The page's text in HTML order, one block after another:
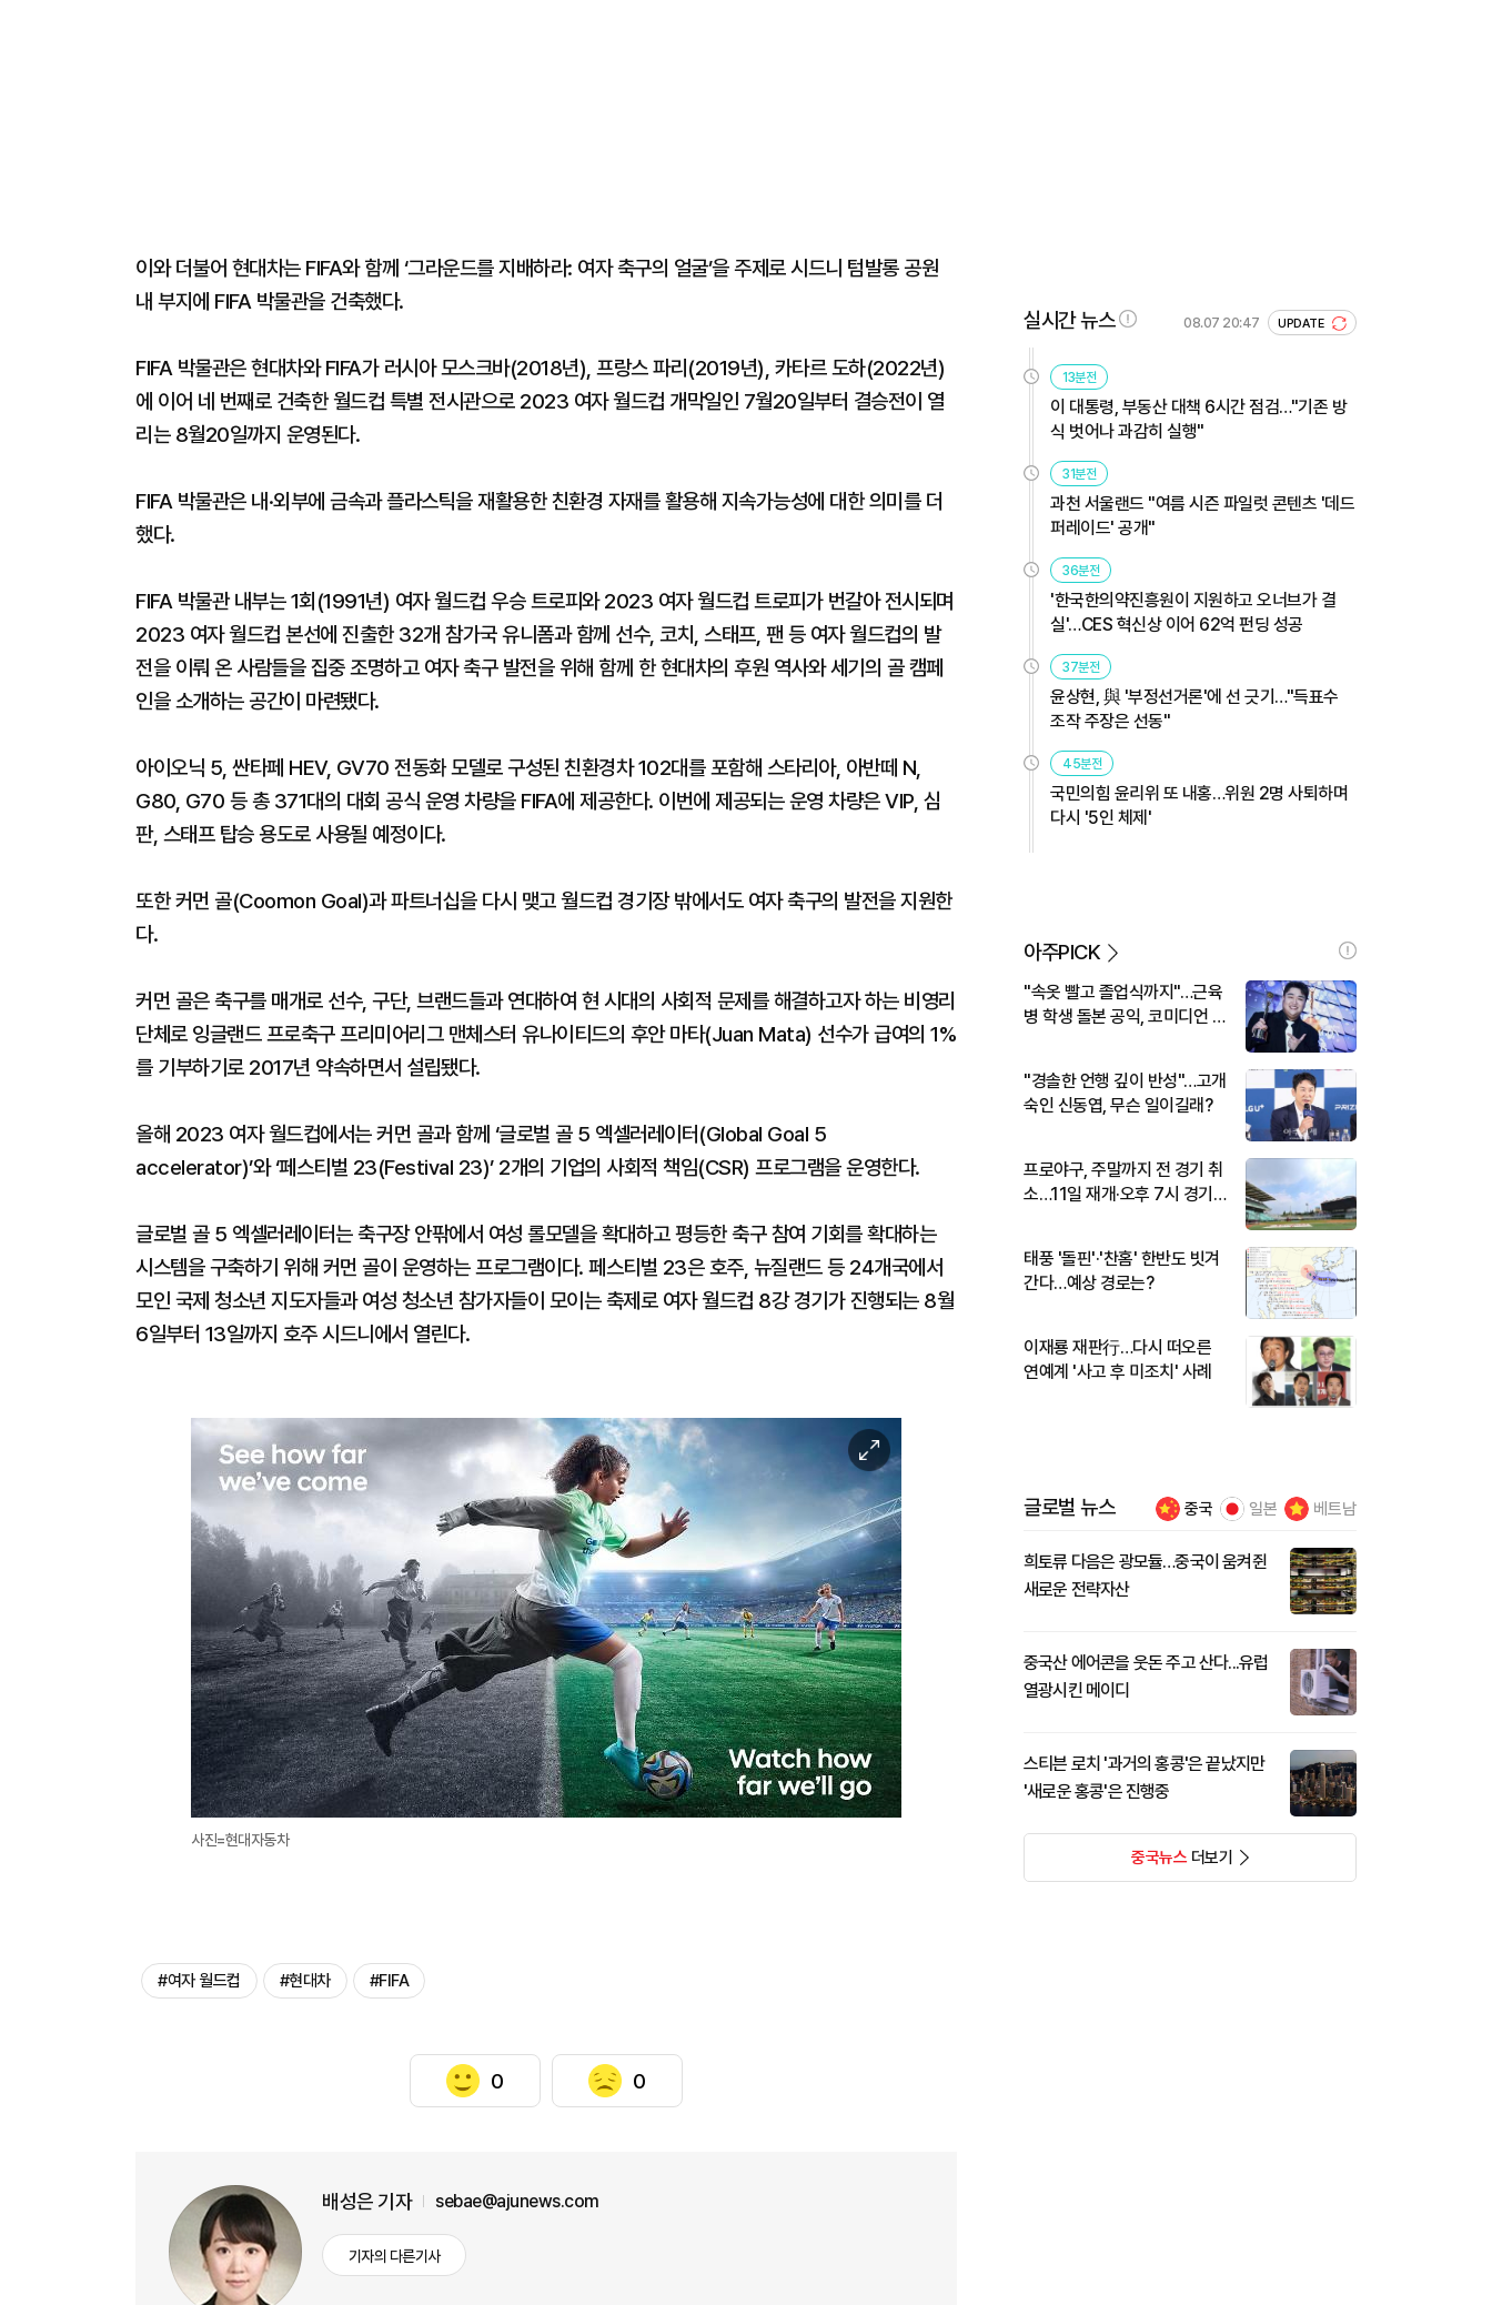
이와 더불어 현대차는 FIFA와 함께 ‘그라운드를 지배하라: 여자 축구의 얼굴’을 주제로 시드니 텀발롱 공원
내 부지에 FIFA 박물관을 건축했다.
FIFA 박물관은 현대차와 FIFA가 러시아 모스크바(2018년), 프랑스 파리(2019년), 카타르 도하(2022년)
에 이어 네 번째로 건축한 월드컵 특별 전시관으로 2023 여자 월드컵 개막일인 7월20일부터 결승전이 열
리는 8월20일까지 운영된다.
FIFA 박물관은 내·외부에 금속과 플라스틱을 재활용한 친환경 자재를 활용해 지속가능성에 대한 의미를 더
했다.
FIFA 박물관 내부는 1회(1991년) 여자 월드컵 우승 트로피와 2023 여자 월드컵 트로피가 번갈아 전시되며
2023 여자 월드컵 본선에 진출한 32개 참가국 유니폼과 함께 선수, 코치, 스태프, 팬 등 여자 월드컵의 발
전을 이뤄 온 사람들을 집중 조명하고 여자 축구 발전을 위해 함께 한 현대차의 후원 역사와 세기의 골 캠페
인을 소개하는 공간이 마련됐다.
아이오닉 5, 싼타페 HEV, GV70 전동화 모델로 구성된 친환경차 102대를 포함해 스타리아, 아반떼 N,
G80, G70 등 총 371대의 대회 공식 운영 차량을 FIFA에 제공한다. 이번에 제공되는 운영 차량은 VIP, 심
판, 스태프 탑승 용도로 사용될 예정이다.
또한 커먼 골(Coomon Goal)과 파트너십을 다시 맺고 월드컵 경기장 밖에서도 여자 축구의 발전을 지원한
다.
커먼 골은 축구를 매개로 선수, 구단, 브랜드들과 연대하여 현 시대의 사회적 문제를 해결하고자 하는 비영리
단체로 잉글랜드 프로축구 프리미어리그 맨체스터 유나이티드의 후안 마타(Juan Mata) 선수가 급여의 1%
를 기부하기로 2017년 약속하면서 설립됐다.
올해 2023 여자 월드컵에서는 커먼 골과 함께 ‘글로벌 골 5 엑셀러레이터(Global Goal 5
accelerator)’와 ‘페스티벌 23(Festival 23)’ 2개의 기업의 사회적 책임(CSR) 프로그램을 운영한다.
글로벌 골 5 엑셀러레이터는 축구장 안팎에서 여성 롤모델을 확대하고 평등한 축구 참여 기회를 확대하는
시스템을 구축하기 위해 커먼 골이 운영하는 프로그램이다. 페스티벌 23은 호주, 뉴질랜드 등 24개국에서
모인 국제 청소년 지도자들과 여성 청소년 참가자들이 모이는 축제로 여자 월드컵 8강 경기가 진행되는 8월
6일부터 13일까지 호주 시드니에서 열린다.
이
미
지
확
대
사진=현대자동차
#여자 월드컵 #현대차 #FIFA
0 0
배성은 기자 sebae@ajunews.com
기자의 다른기사
실시간 뉴스 08.07 20:47 UPDATE
13분전
이 대통령, 부동산 대책 6시간 점검…"기존 방
식 벗어나 과감히 실행"
31분전
과천 서울랜드 "여름 시즌 파일럿 콘텐츠 '데드
퍼레이드' 공개"
36분전
'한국한의약진흥원이 지원하고 오너브가 결
실'…CES 혁신상 이어 62억 펀딩 성공
37분전
윤상현, 與 '부정선거론'에 선 긋기…"득표수
조작 주장은 선동"
45분전
국민의힘 윤리위 또 내홍…위원 2명 사퇴하며
다시 '5인 체제'
아주PICK
"속옷 빨고 졸업식까지"…근육
병 학생 돌본 공익, 코미디언 김
"경솔한 언행 깊이 반성"…고개
숙인 신동엽, 무슨 일이길래?
프로야구, 주말까지 전 경기 취
소…11일 재개·오후 7시 경기
태풍 '돌핀'·'찬홈' 한반도 빗겨
간다…예상 경로는?
이재룡 재판行…다시 떠오른
연예계 '사고 후 미조치' 사례
글로벌 뉴스 중국 일본 베트남
희토류 다음은 광모듈…중국이 움켜쥔
새로운 전략자산
중국산 에어콘을 웃돈 주고 산다...유럽
열광시킨 메이디
스티븐 로치 '과거의 홍콩'은 끝났지만
'새로운 홍콩'은 진행중
중국뉴스더보기